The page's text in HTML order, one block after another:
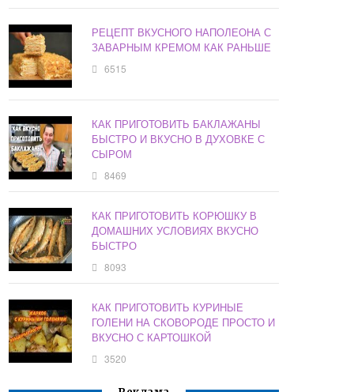
РЕЦЕПТ ВКУСНОГО НАПОЛЕОНА С
ЗАВАРНЫМ КРЕМОМ КАК РАНЬШЕ
6515
КАК ПРИГОТОВИТЬ БАКЛАЖАНЫ
БЫСТРО И ВКУСНО В ДУХОВКЕ С
СЫРОМ
8469
КАК ПРИГОТОВИТЬ КОРЮШКУ В
ДОМАШНИХ УСЛОВИЯХ ВКУСНО
БЫСТРО
8093
КАК ПРИГОТОВИТЬ КУРИНЫЕ
ГОЛЕНИ НА СКОВОРОДЕ ПРОСТО И
ВКУСНО С КАРТОШКОЙ
3520